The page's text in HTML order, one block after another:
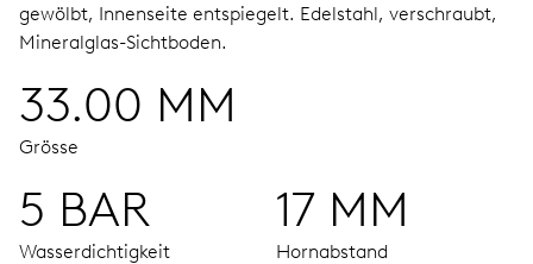
gewölbt, Innenseite entspiegelt. Edelstahl, verschraubt,
Mineralglas-Sichtboden.
33.00 MM
Grösse
5 BAR
Wasserdichtigkeit
17 MM
Hornabstand